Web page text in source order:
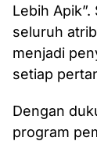
Lebih
seluruh
menjadi
setiap
Dengan
program